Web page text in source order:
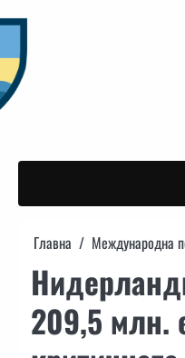
to
content
Главна Международна
209,5 млн.